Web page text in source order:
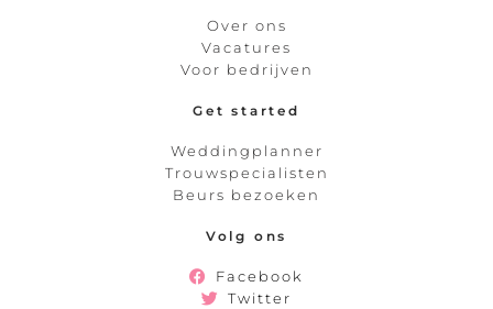
Over ons
Vacatures
Voor bedrijven
Get started
Weddingplanner
Trouwspecialisten
Beurs bezoeken
Volg ons
Facebook
Twitter